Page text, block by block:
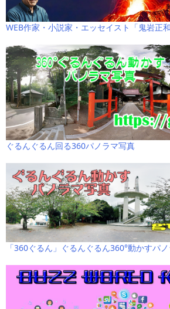
WEB作家・小説家・エッセイスト「鬼岩正和
ぐるんぐるん回る360パノラマ写真
「360ぐるん」ぐるんぐるん360°動かすパ